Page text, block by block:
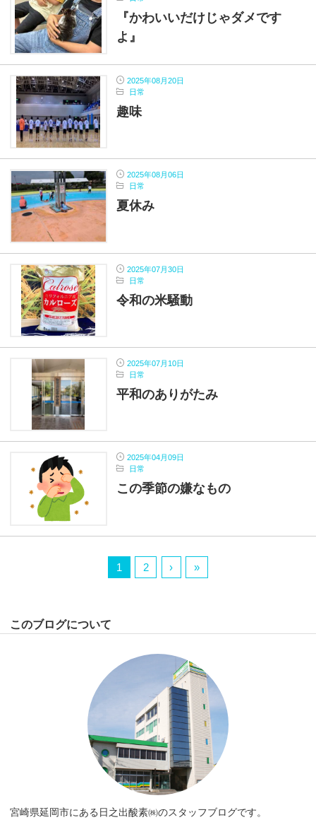
『かわいいだけじゃダメです
よ』
2025年08月20日
日常
趣味
2025年08月06日
日常
夏休み
2025年07月30日
日常
令和の米騒動
2025年07月10日
日常
平和のありがたみ
2025年04月09日
日常
この季節の嫌なもの
1 2 › »
このブログについて
宮崎県延岡市にある日之出酸素㈱のスタッフブログです。